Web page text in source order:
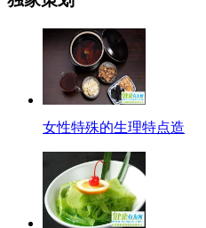
女性特殊的生理特点造